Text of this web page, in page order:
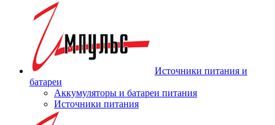
Источники питания и
батареи
Аккумуляторы и батареи питания
Источники питания